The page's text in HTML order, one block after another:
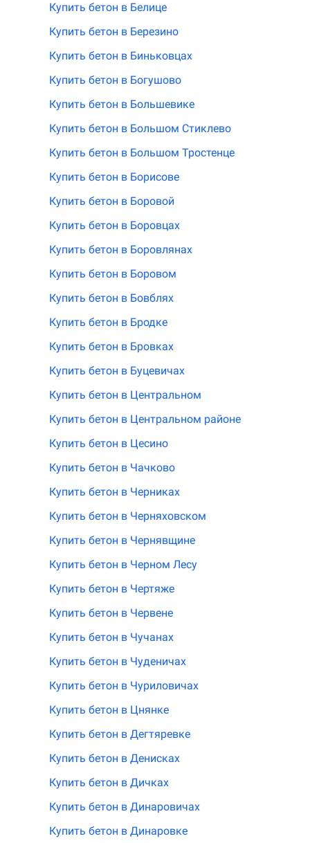
Купить бетон в Белице
Купить бетон в Березино
Купить бетон в Биньковцах
Купить бетон в Богушово
Купить бетон в Большевике
Купить бетон в Большом Стиклево
Купить бетон в Большом Тростенце
Купить бетон в Борисове
Купить бетон в Боровой
Купить бетон в Боровцах
Купить бетон в Боровлянах
Купить бетон в Боровом
Купить бетон в Бовблях
Купить бетон в Бродке
Купить бетон в Бровках
Купить бетон в Буцевичах
Купить бетон в Центральном
Купить бетон в Центральном районе
Купить бетон в Цесино
Купить бетон в Чачково
Купить бетон в Черниках
Купить бетон в Черняховском
Купить бетон в Чернявщине
Купить бетон в Черном Лесу
Купить бетон в Чертяже
Купить бетон в Червене
Купить бетон в Чучанах
Купить бетон в Чуденичах
Купить бетон в Чуриловичах
Купить бетон в Цнянке
Купить бетон в Дегтяревке
Купить бетон в Денисках
Купить бетон в Дичках
Купить бетон в Динаровичах
Купить бетон в Динаровке